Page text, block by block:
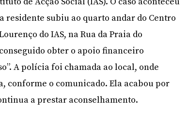
residente subiu ao quarto andar do Centro
do IAS, na Rua da Praia do
obter o apoio financeiro
A polícia foi chamada ao local, onde
conforme o comunicado. Ela acabou por
a prestar aconselhamento.